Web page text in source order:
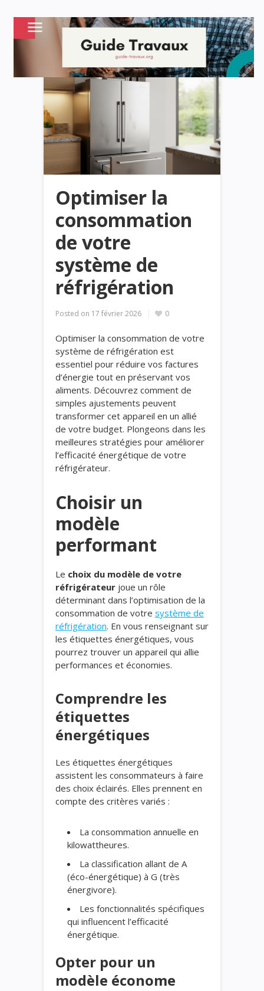
Optimiser la
consommation
de votre
système de
réfrigération
Posted on 17 février 2026 0
Optimiser la consommation de votre
système de réfrigération est
essentiel pour réduire vos factures
d’énergie tout en préservant vos
aliments. Découvrez comment de
simples ajustements peuvent
transformer cet appareil en un allié
de votre budget. Plongeons dans les
meilleures stratégies pour améliorer
l’efficacité énergétique de votre
réfrigérateur.
Choisir un
modèle
performant
Le choix du modèle de votre
réfrigérateur joue un rôle
déterminant dans l’optimisation de la
consommation de votre système de
réfrigération. En vous renseignant sur
les étiquettes énergétiques, vous
pourrez trouver un appareil qui allie
performances et économies.
Comprendre les
étiquettes
énergétiques
Les étiquettes énergétiques
assistent les consommateurs à faire
des choix éclairés. Elles prennent en
compte des critères variés :
La consommation annuelle en
kilowattheures.
La classification allant de A
(éco-énergétique) à G (très
énergivore).
Les fonctionnalités spécifiques
qui influencent l’efficacité
énergétique.
Opter pour un
modèle économe